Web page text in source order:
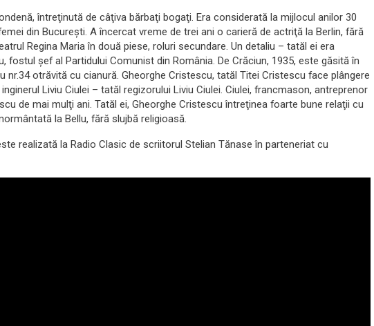
întreţinută de câţiva bărbaţi bogaţi. Era considerată la mijlocul anilor 30
din Bucureşti. A încercat vreme de trei ani o carieră de actriţă la Berlin, fără
Regina Maria în două piese, roluri secundare. Un detaliu – tatăl ei era
fostul șef al Partidului Comunist din România. De Crăciun, 1935, este găsită în
nr.34 otrăvită cu cianură. Gheorghe Cristescu, tatăl Titei Cristescu face plângere
Liviu Ciulei – tatăl regizorului Liviu Ciulei. Ciulei, francmason, antreprenor
de mai mulţi ani. Tatăl ei, Gheorghe Cristescu întreţinea foarte bune relaţii cu
la Bellu, fără slujbă religioasă.
realizată la Radio Clasic de scriitorul Stelian Tănase în parteneriat cu